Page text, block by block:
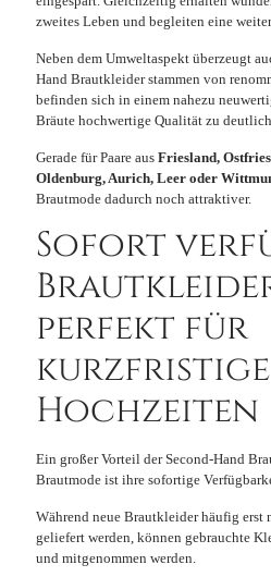
zweites Leben und begleiten eine
Neben dem Umweltaspekt überzeugt
Hand Brautkleider stammen von
befinden sich in einem nahezu
Bräute hochwertige Qualität zu deutlich
Gerade für Paare aus Friesland,
Oldenburg, Aurich, Leer oder
Brautmode dadurch noch attraktiver.
Sofort
perfekt für
kurzfristige
Hochzeiten
Ein großer Vorteil der Second-Hand
Brautmode ist ihre sofortige
Während neue Brautkleider häufig erst
geliefert werden, können gebrauchte
und mitgenommen werden.